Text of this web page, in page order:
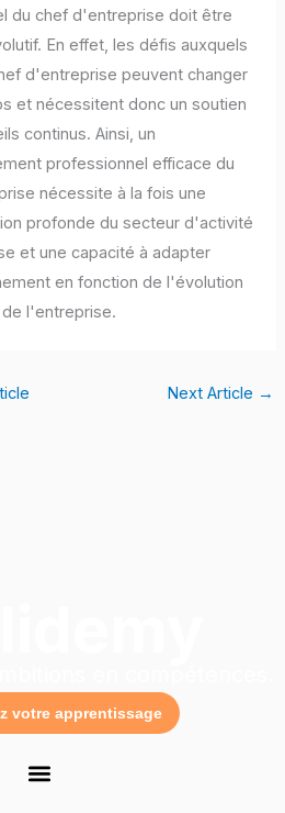
du chef d'entreprise doit être
En effet, les défis auxquels
d'entreprise peuvent changer
et nécessitent donc un soutien
continus. Ainsi, un
professionnel efficace du
nécessite à la fois une
profonde du secteur d'activité
et une capacité à adapter
en fonction de l'évolution
l'entreprise.
Next Article →
votre apprentissage